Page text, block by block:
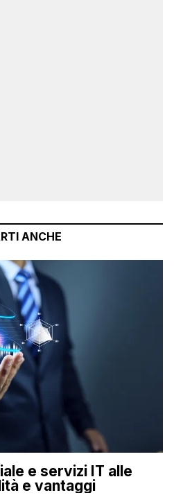
ANCHE
e servizi IT alle
e vantaggi